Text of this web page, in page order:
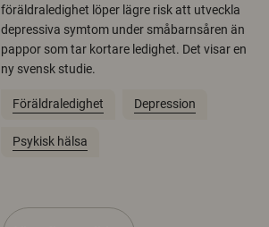
föräldraledighet löper lägre risk att utveckla
depressiva symtom under småbarnsåren än
pappor som tar kortare ledighet. Det visar en
ny svensk studie.
Föräldraledighet Depression
Psykisk hälsa